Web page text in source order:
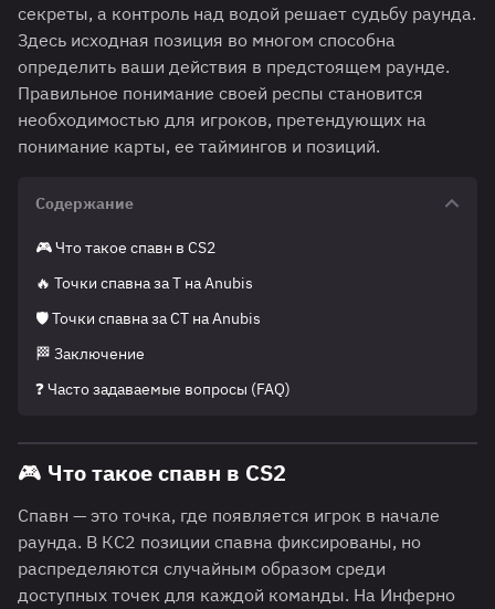
секреты, а контроль над водой решает судьбу раунда.
Здесь исходная позиция во многом способна
определить ваши действия в предстоящем раунде.
Правильное понимание своей респы становится
необходимостью для игроков, претендующих на
понимание карты, ее таймингов и позиций.
Содержание
🎮 Что такое спавн в CS2
🔥 Точки спавна за T на Anubis
🛡️ Точки спавна за CT на Anubis
🏁 Заключение
❓ Часто задаваемые вопросы (FAQ)
🎮 Что такое спавн в CS2
Спавн — это точка, где появляется игрок в начале
раунда. В КС2 позиции спавна фиксированы, но
распределяются случайным образом среди
доступных точек для каждой команды. На Инферно